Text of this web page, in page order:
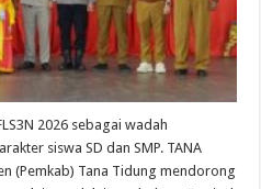
2026 sebagai wadah
siswa SD dan SMP. TANA
(Pemkab) Tana Tidung mendorong